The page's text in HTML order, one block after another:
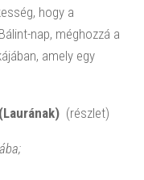
hogy a
nap, méghozzá a
amely egy
(részlet)